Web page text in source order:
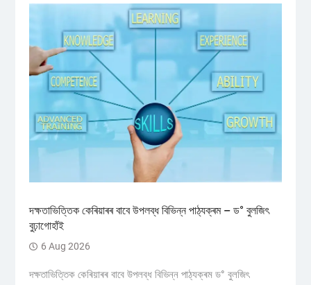
দক্ষতাভিত্তিক কেৰিয়াৰৰ বাবে উপলব্ধ বিভিন্ন পাঠ্যক্ৰম – ড° বুলজিৎ
বুঢ়াগোহাঁই
6 Aug 2026
দক্ষতাভিত্তিক কেৰিয়াৰৰ বাবে উপলব্ধ বিভিন্ন পাঠ্যক্ৰম ড° বুলজিৎ